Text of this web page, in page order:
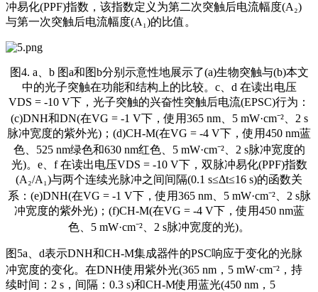
冲易化(PPF)指数，该指数定义为第二次突触后电流幅度(A₂)
与第一次突触后电流幅度(A₁)的比值。
图4. a、b 图a和图b分别示意性地展示了(a)生物突触与(b)本文
中的光子突触在功能和结构上的比较。c、d 在读出电压
VDS = -10 V下，光子突触的兴奋性突触后电流(EPSC)行为：
(c)DNH和DN(在VG = -1 V下，使用365 nm、5 mW·cm⁻²、2 s
脉冲宽度的紫外光)；(d)CH-M(在VG = -4 V下，使用450 nm蓝
色、525 nm绿色和630 nm红色、5 mW·cm⁻²、2 s脉冲宽度的
光)。e、f 在读出电压VDS = -10 V下，双脉冲易化(PPF)指数
(A₂/A₁)与两个连续光脉冲之间间隔(0.1 s≤Δt≤16 s)的函数关
系：(e)DNH(在VG = -1 V下，使用365 nm、5 mW·cm⁻²、2 s脉
冲宽度的紫外光)；(f)CH-M(在VG = -4 V下，使用450 nm蓝
色、5 mW·cm⁻²、2 s脉冲宽度的光)。
图5a、d表示DNH和CH-M集成器件的PSC响应于变化的光脉
冲宽度的变化。在DNH使用紫外光(365 nm，5 mW·cm⁻²，持
续时间：2 s，间隔：0.3 s)和CH-M使用蓝光(450 nm，5